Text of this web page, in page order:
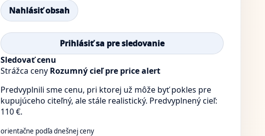
Nahlásiť obsah
Prihlásiť sa pre sledovanie
Sledovať cenu
Strážca ceny Rozumný cieľ pre price alert
Predvyplnili sme cenu, pri ktorej už môže byť pokles pre
kupujúceho citeľný, ale stále realistický. Predvyplnený cieľ:
110 €.
orientačne podľa dnešnej ceny